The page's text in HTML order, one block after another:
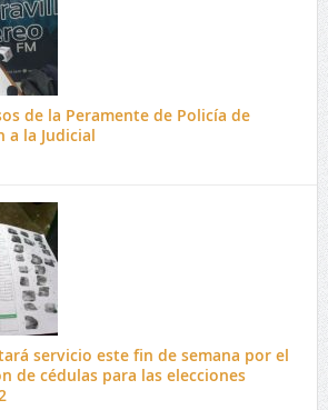
de la Peramente de Policía de
a la Judicial
servicio este fin de semana por el
de cédulas para las elecciones